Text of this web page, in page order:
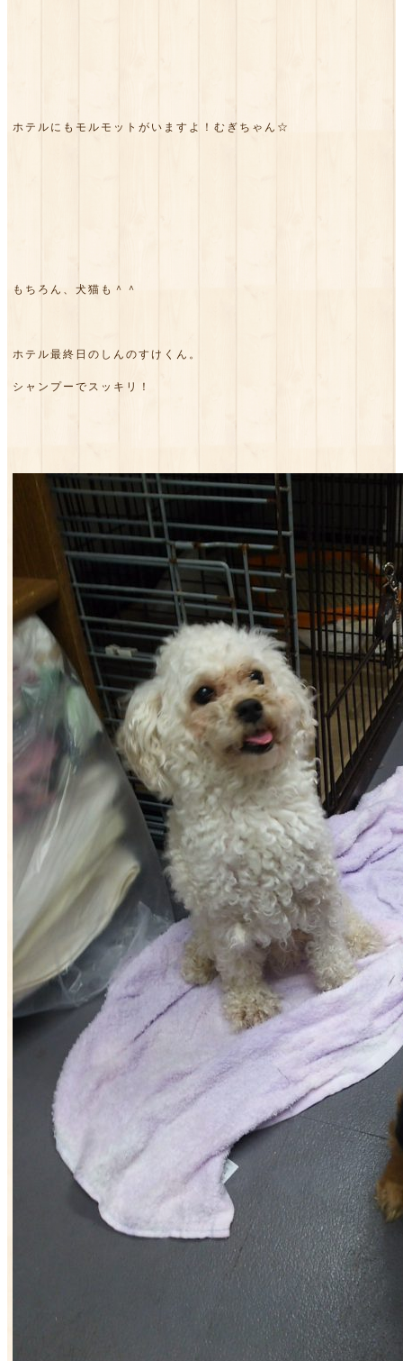
ホテルにもモルモットがいますよ！むぎちゃん☆
もちろん、犬猫も＾＾
ホテル最終日のしんのすけくん。
シャンプーでスッキリ！